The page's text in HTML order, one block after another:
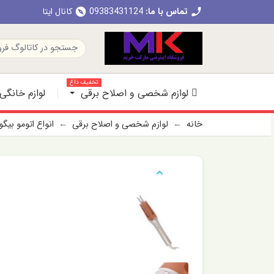
call تماس با ما: 09383431124
explore کانال ایتا
لوازم شخصی و اصلاح برقی
تخفیف داغ
لوازم خانگی
خانه لوازم شخصی و اصلاح برقی انواع اتومو
